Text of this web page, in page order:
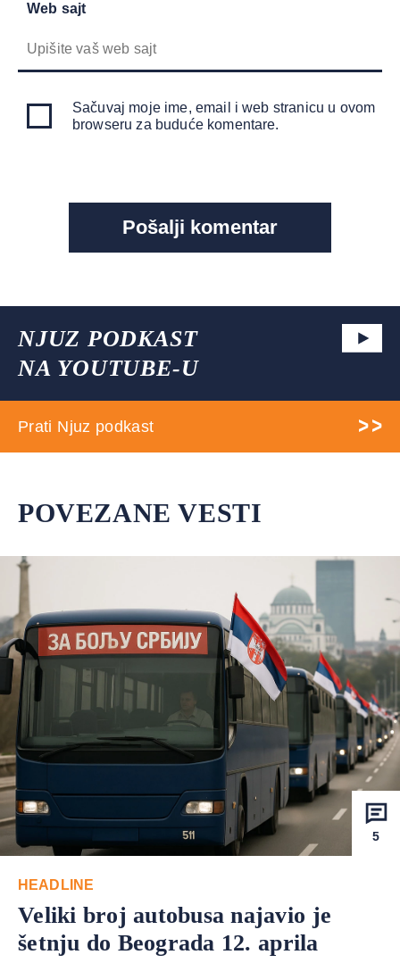
Web sajt
Sačuvaj moje ime, email i web stranicu u ovom
browseru za buduće komentare.
NJUZ PODKAST
NA YOUTUBE-U
Prati Njuz podkast
POVEZANE VESTI
5
HEADLINE
Veliki broj autobusa najavio je
šetnju do Beograda 12. aprila